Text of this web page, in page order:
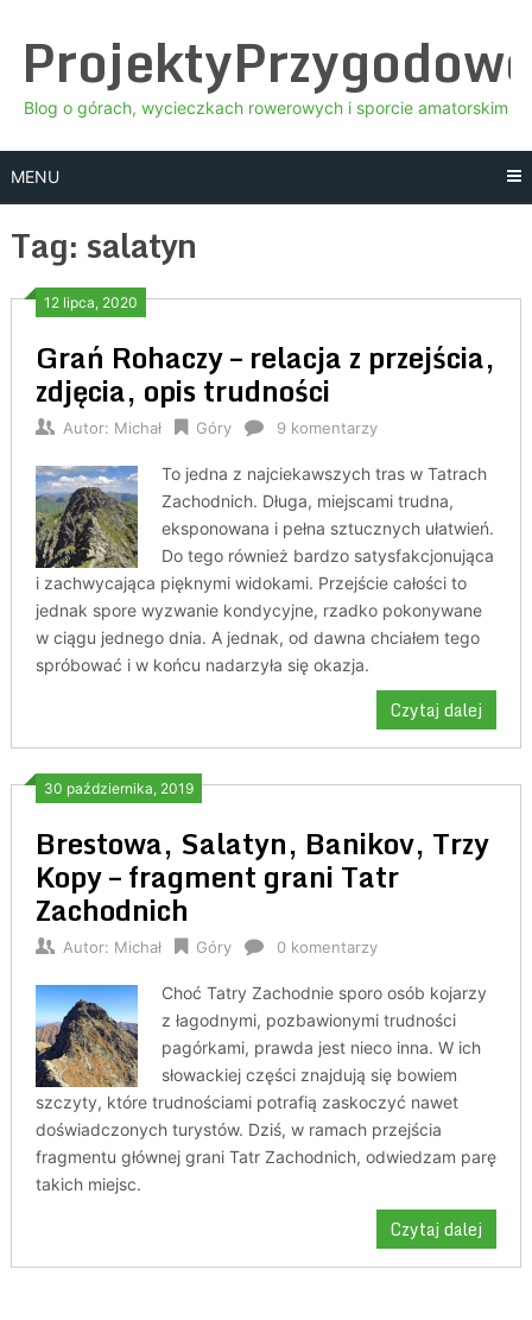
content
Blog o górach, wycieczkach rowerowych i sporcie amatorskim
MENU
Tag: salatyn
12 lipca, 2020
Grań Rohaczy – relacja z przejścia,
zdjęcia, opis trudności
Autor: Michał Góry 9 komentarzy
To jedna z najciekawszych tras w Tatrach
Zachodnich. Długa, miejscami trudna,
eksponowana i pełna sztucznych ułatwień.
Do tego również bardzo satysfakcjonująca
i zachwycająca pięknymi widokami. Przejście całości to
jednak spore wyzwanie kondycyjne, rzadko pokonywane
w ciągu jednego dnia. A jednak, od dawna chciałem tego
spróbować i w końcu nadarzyła się okazja.
Czytaj dalej
30 października, 2019
Brestowa, Salatyn, Banikov, Trzy
Kopy – fragment grani Tatr
Zachodnich
Autor: Michał Góry 0 komentarzy
Choć Tatry Zachodnie sporo osób kojarzy
z łagodnymi, pozbawionymi trudności
pagórkami, prawda jest nieco inna. W ich
słowackiej części znajdują się bowiem
szczyty, które trudnościami potrafią zaskoczyć nawet
doświadczonych turystów. Dziś, w ramach przejścia
fragmentu głównej grani Tatr Zachodnich, odwiedzam parę
takich miejsc.
Czytaj dalej